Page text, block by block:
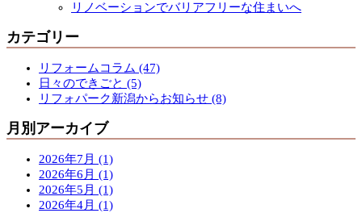
リノベーションでバリアフリーな住まいへ
カテゴリー
リフォームコラム (47)
日々のできごと (5)
リフォパーク新潟からお知らせ (8)
月別アーカイブ
2026年7月 (1)
2026年6月 (1)
2026年5月 (1)
2026年4月 (1)